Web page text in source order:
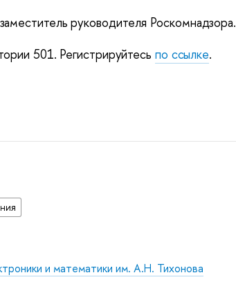
руководителя Роскомнадзора.
501. Регистрируйтесь по ссылке.
и математики им. А.Н. Тихонова